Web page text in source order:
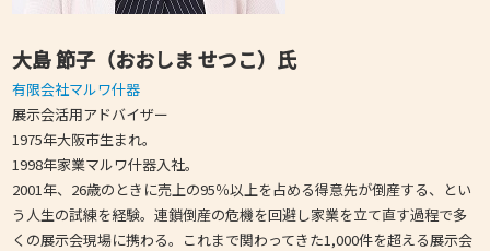
大島 節子（おおしま せつこ）氏
有限会社マルワ什器
展示会活用アドバイザー
1975年大阪市生まれ。
1998年家業マルワ什器入社。
2001年、26歳のときに売上の95％以上を占める得意先が倒産する、とい
う人生の試練を経験。連鎖倒産の危機を回避し家業を立て直す過程で多
くの展示会現場に携わる。これまで関わってきた1,000件を超える展示会